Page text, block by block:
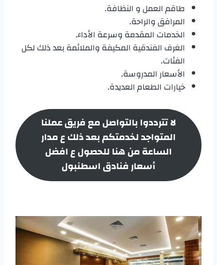
طاقم العمل و النظافة.
المرافق والراحة.
الخدمات المقدمة وسرعة الأداء.
الغرف الفندقية المكيفة والملائمة بعد ذلك لكل
الفئات.
الأسعار المدروسة.
خيارات الطعام العديدة.
لا تترددوا بالتواصل مع فريق عملنا
المتواجد لخدمتكم بعد ذلك ع مدار
الساعة من هنا للحصول ع افضل
أسعارفنادق اسطنبول